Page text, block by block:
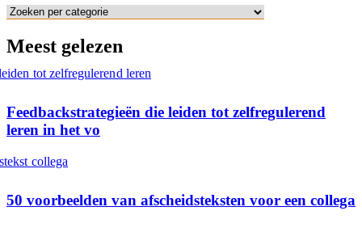
deze zijn volop in ontwikkeling in de puberteit. Het is daarom van
essentieel belang om leerlingen te helpen met het ontwikkelen en
versterken van de executieve functies. De all-in-one mentormethode
en de planagenda Slim Studeren zijn twee praktische tools die
docenten kunnen inzetten om de executieve functies van hun
leerlingen te verbeteren en te bevorderen. Executieve functies
Meest gelezen
Feedbackstrategieën die leiden tot zelfregulerend
leren in het vo
50 voorbeelden van afscheidsteksten voor een collega